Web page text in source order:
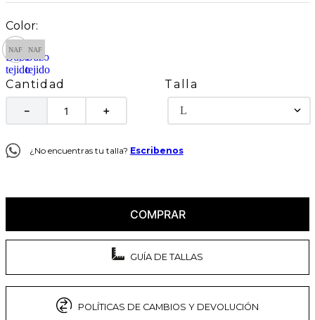
Cantidad
＋
－
Talla
L
¿No encuentras tu talla? Escribenos
COMPRAR
GUÍA DE TALLAS
POLÍTICAS DE CAMBIOS Y DEVOLUCIÓN